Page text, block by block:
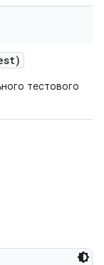
тестового